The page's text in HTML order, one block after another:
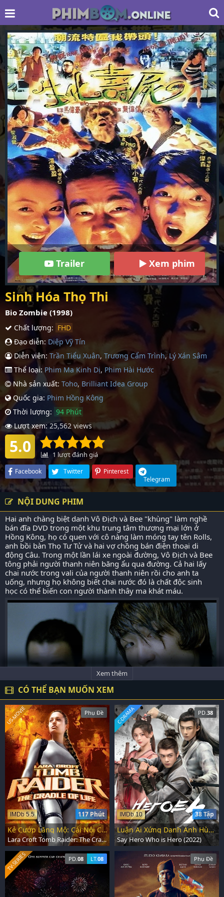
Trailer Xem phim
Sinh Hóa Thọ Thi
Bio Zombie (1998)
Chất lượng: FHD
Đạo diễn: Diệp Vỹ Tín
Diễn viên: Trần Tiểu Xuân, Trương Cẩm Trình, Lý Xán Sâm
Thể loại: Phim Ma Kinh Dị, Phim Hài Hước
Nhà sản xuất: Toho, Brilliant Idea Group
Quốc gia: Phim Hồng Kông
Thời lượng: 94 Phút
Lượt xem: 25,562 views
5.0 1 lượt đánh giá
Facebook Twitter
Pinterest
Telegram
NỘI DUNG PHIM
Hai anh chàng biệt danh Vô Địch và Bee "khùng" làm nghề
bán đĩa DVD trong một khu trung tâm thương mại lớn ở
Hồng Kông, họ có quen với cô nàng làm móng tay tên Rolls,
anh bồi bàn Thọ Tư Tử và hai vợ chồng bán điện thoại di
động Câu. Trong một lần lái xe ngoài đường, Vô Địch và Bee
tông phải người thanh niên băng ẩu qua đường. Cả hai lấy
chai nước trong vali của người thanh niên rồi cho anh ta
uống, nhưng họ không biết chai nước đó là chất độc sinh
học có thể biến con người thành thây ma khát máu.
Xem thêm
CÓ THỂ BẠN MUỐN XEM
Phụ Đề
117 Phút
IMDb 5.5
US-MOVIE
Kẻ Cướp Lăng Mộ: Cái Nôi Của Sự Sống
Lara Croft Tomb Raider: The Cradle of Life (2003)
PD. 38
38 Tập
IMDb 10
C-DRAMA
Luận Ai Xứng Danh Anh Hùng
Say Hero Who is Hero (2022)
PD. 08 LT.08
TV-SERIES Phụ Đề